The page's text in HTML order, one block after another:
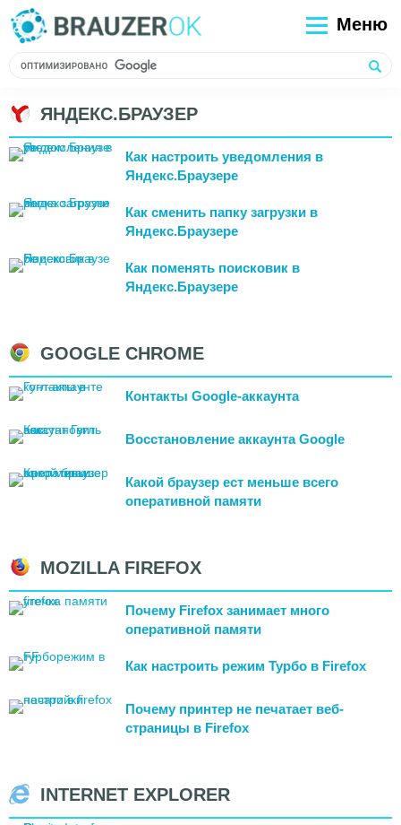
Меню
ЯНДЕКС.БРАУЗЕР
Как настроить уведомления в
Яндекс.Браузере
Как сменить папку загрузки в
Яндекс.Браузере
Как поменять поисковик в
Яндекс.Браузере
GOOGLE CHROME
Контакты Google-аккаунта
Восстановление аккаунта Google
Какой браузер ест меньше всего
оперативной памяти
MOZILLA FIREFOX
Почему Firefox занимает много
оперативной памяти
Как настроить режим Турбо в Firefox
Почему принтер не печатает веб-
страницы в Firefox
INTERNET EXPLORER